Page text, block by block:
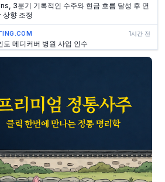
3분기 기록적인 수주와 현금 흐름 달성 후 연
상향 조정
1시간 전
도 메디커버 병원 사업 인수
수출 증가율 둔화 예상되나 여전히 견조할 듯
, 이란 협상 순조롭다고 발언…호르무즈 해협 딜
2시간 전
년 2분기 실적 발표: 순이익 사상 최대, 자산
5천억 싱가포르 달러 돌파